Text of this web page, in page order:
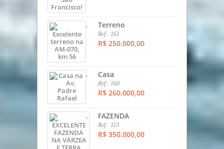
, Terreno
Ref.: 161
R$ 250.000,00
, Casa
Ref.: 160
R$ 260.000,00
, FAZENDA
Ref.: 113
R$ 350.000,00